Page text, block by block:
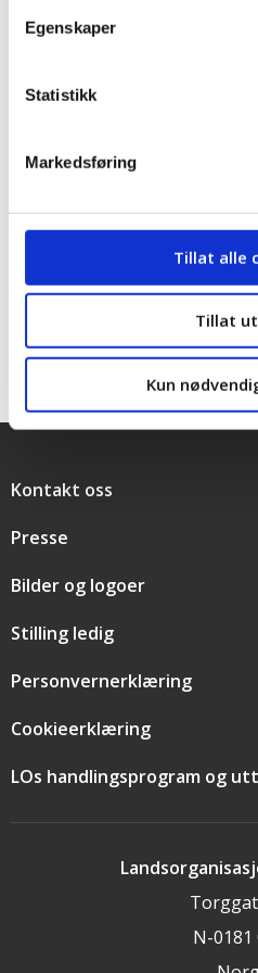
Egenskaper
Statistikk
Markedsføring
Tillat alle
Tillat
Kun
Kontakt
90584042
E-post:oho@lo.no
N-0181
Snarveier
Kontakt oss
Presse
Bilder og logoer
Stilling ledig
Personvernerklæring
Cookieerklæring
LOs handlingsprogram og